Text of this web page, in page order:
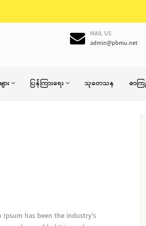
MAIL US
admin@pbmu.net
း ပြန်ကြားရေး သုတေသန စာ
has been the industry's